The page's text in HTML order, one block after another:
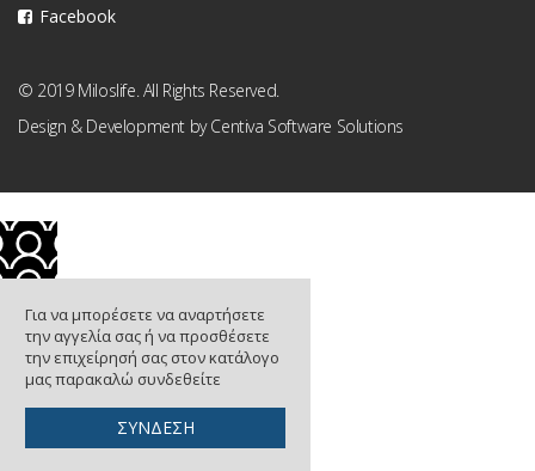
Facebook
© 2019 Miloslife. All Rights Reserved.
Design & Development byCentiva Software Solutions
Για να μπορέσετε να αναρτήσετε
την αγγελία σας ή να προσθέσετε
την επιχείρησή σας στον κατάλογο
μας παρακαλώ συνδεθείτε
ΣΥΝΔΕΣΗ